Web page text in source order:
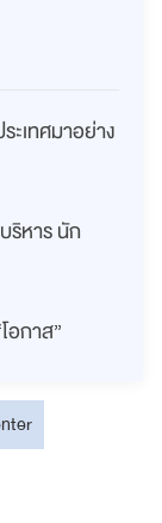
ะเทศมาอย่าง
ริหาร นัก
อกาส”